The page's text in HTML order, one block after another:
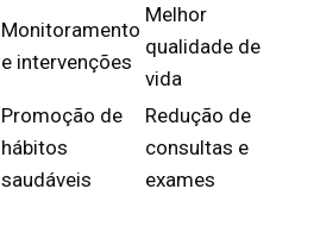
Monitoramento
e intervenções
Melhor
qualidade de
vida
Promoção de
hábitos
saudáveis
Redução de
consultas e
exames